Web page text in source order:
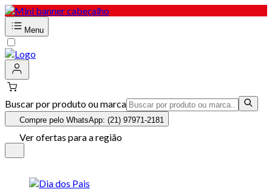
Menu
Buscar por produto ou marca
Compre pelo WhatsApp: (21) 97971-2181
Ver ofertas para a região